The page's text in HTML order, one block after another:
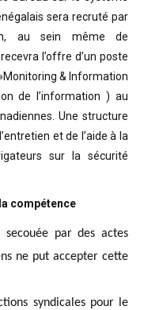
sera recruté par
au sein même de
l’offre d’un poste
& Information
de l’information ) au
Une structure
et de l’aide à la
sur la sécurité
compétence
par des actes
ne put accepter cette
syndicales pour le